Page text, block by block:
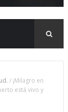
/ ¡Milagro en
está vivo y